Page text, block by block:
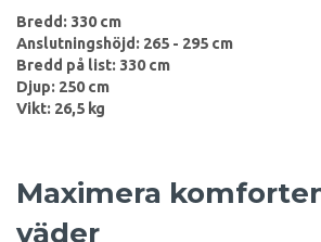
Bredd: 330 cm
Anslutningshöjd: 265 - 295 cm
Bredd på list: 330 cm
Djup: 250 cm
Vikt: 26,5 kg
Maximera
väder